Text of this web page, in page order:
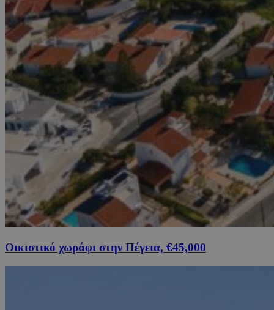
Οικιστικό χωράφι στην Πέγεια, €45,000